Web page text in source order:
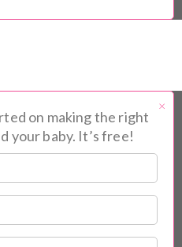
on making the right
your baby. It’s free!
×